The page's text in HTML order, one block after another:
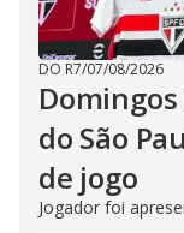
DO R7/07/08/2026
do São
de jogo
Jogador foi